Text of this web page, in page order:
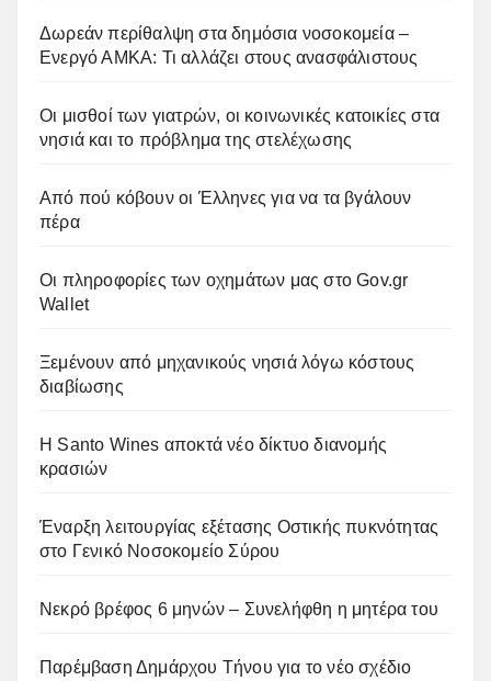
Δωρεάν περίθαλψη στα δημόσια νοσοκομεία –
Ενεργό ΑΜΚΑ: Τι αλλάζει στους ανασφάλιστους
Οι μισθοί των γιατρών, οι κοινωνικές κατοικίες στα
νησιά και το πρόβλημα της στελέχωσης
Από πού κόβουν οι Έλληνες για να τα βγάλουν
πέρα
Οι πληροφορίες των οχημάτων μας στο Gov.gr
Wallet
Ξεμένουν από μηχανικούς νησιά λόγω κόστους
διαβίωσης
Η Santo Wines αποκτά νέο δίκτυο διανομής
κρασιών
Έναρξη λειτουργίας εξέτασης Οστικής πυκνότητας
στο Γενικό Νοσοκομείο Σύρου
Νεκρό βρέφος 6 μηνών – Συνελήφθη η μητέρα του
Παρέμβαση Δημάρχου Τήνου για το νέο σχέδιο